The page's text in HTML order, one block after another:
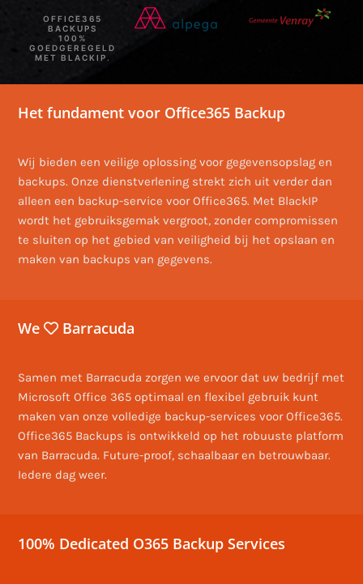
OFFICE365
BACKUPS
100%
GOEDGEREGELD
MET BLACKIP.
Het fundament voor Office365 Backup
Wij bieden een veilige oplossing voor gegevensopslag en
backups. Onze dienstverlening strekt zich uit verder dan
alleen een backup-service voor Office365. Met BlackIP
wordt het gebruiksgemak vergroot, zonder compromissen
te sluiten op het gebied van veiligheid bij het opslaan en
maken van backups van gegevens.
We Barracuda
Samen met Barracuda zorgen we ervoor dat uw bedrijf met
Microsoft Office 365 optimaal en flexibel gebruik kunt
maken van onze volledige backup-services voor Office365.
Office365 Backups is ontwikkeld op het robuuste platform
van Barracuda. Future-proof, schaalbaar en betrouwbaar.
Iedere dag weer.
100% Dedicated O365 Backup Services